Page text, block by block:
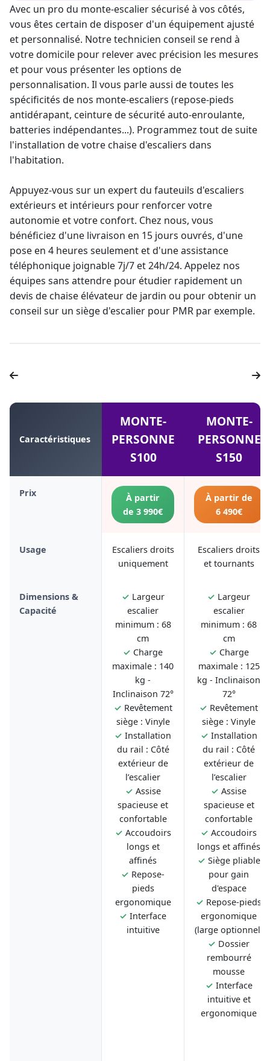
Avec un pro du monte-escaliersécurisé à vos côtés,
vous êtes certain de disposer d'un équipement ajusté
et personnalisé. Notre technicien conseil se rend à
votre domicile pour relever avec précision les mesures
et pour vous présenter les options de
personnalisation. Il vous parle aussi de toutes les
spécificités de nos monte-escaliers (repose-pieds
antidérapant, ceinture de sécurité auto-enroulante,
batteries indépendantes...). Programmez tout de suite
l'installation de votre chaise d'escaliers dans
l'habitation.
Appuyez-vous sur un expert du fauteuils d'escaliers
extérieurs et intérieurs pour renforcer votre
autonomie et votre confort. Chez nous, vous
bénéficiez d'une livraison en 15 jours ouvrés, d'une
pose en 4 heures seulement et d'une assistance
téléphonique joignable 7j/7 et 24h/24. Appelez nos
équipes sans attendre pour étudier rapidement un
devis de chaise élévateurde jardin ou pour obtenir un
conseil sur un siège d'escalier pour PMR par exemple.
Caractéristiques
MONTE-
PERSONNE
S100
MONTE-
PERSONNE
S150
Prix
À partir
de 3 990€
À partir de
6 490€
Usage
Escaliers droits
uniquement
Escaliers droits
et tournants
Dimensions &
Capacité
✓ Largeur
escalier
minimum : 68
cm
✓ Charge
maximale : 140
kg -
Inclinaison 72°
✓ Revêtement
siège : Vinyle
✓ Installation
du rail : Côté
extérieur de
l’escalier
✓ Assise
spacieuse et
confortable
✓ Accoudoirs
longs et
affinés
✓ Repose-
pieds
ergonomique
✓ Interface
intuitive
✓ Largeur
escalier
minimum : 68
cm
✓ Charge
maximale : 125
kg - Inclinaison
72°
✓ Revêtement
siège : Vinyle
✓ Installation
du rail : Côté
extérieur de
l’escalier
✓ Assise
spacieuse et
confortable
✓ Accoudoirs
longs et affinés
✓ Siège pliable
pour gain
d'espace
✓ Repose-pieds
ergonomique
(large optionnel)
✓ Dossier
rembourré
mousse
✓ Interface
intuitive et
ergonomique